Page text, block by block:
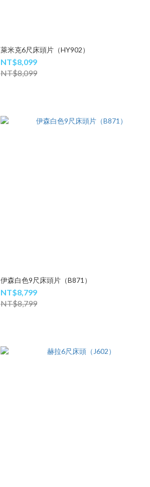
萊米克6尺床頭片（HY902）
NT$8,099
NT$8,099
伊森白色9尺床頭片（B871）
NT$8,799
NT$8,799